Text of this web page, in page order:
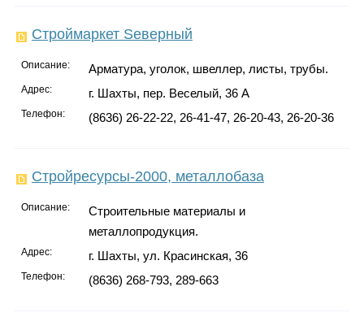
Строймаркет Sеверный
Описание: Арматура, уголок, швеллер, листы, трубы.
Адрес: г. Шахты, пер. Веселый, 36 А
Телефон: (8636) 26-22-22, 26-41-47, 26-20-43, 26-20-36
Стройресурсы-2000, металлобаза
Описание:
Строительные материалы и
металлопродукция.
Адрес: г. Шахты, ул. Красинская, 36
Телефон: (8636) 268-793, 289-663